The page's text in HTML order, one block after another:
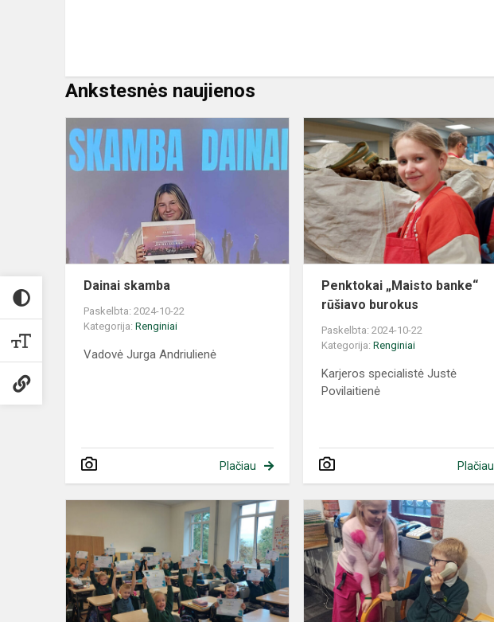
Ankstesnės naujienos
Dainai skamba
Paskelbta: 2024-10-22
Kategorija: Renginiai
Vadovė Jurga Andriulienė
Plačiau
Penktokai „Maisto banke“
rūšiavo burokus
Paskelbta: 2024-10-22
Kategorija:Renginiai
Karjeros specialistė Justė
Povilaitienė
Plačiau